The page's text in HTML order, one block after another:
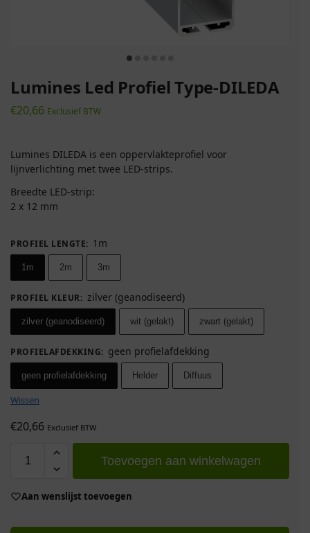
Lumines Led Profiel Type-DILEDA
€20,66 Exclusief BTW
Lumines DILEDA is een oppervlakteprofiel voor
lijnverlichting met twee LED-strips.
Breedte LED-strip:
2 x 12 mm
PROFIEL LENGTE: 1m
1m 2m 3m
PROFIEL KLEUR: zilver (geanodiseerd)
zilver (geanodiseerd) wit (gelakt) zwart (gelakt)
PROFIELAFDEKKING: geen profielafdekking
geen profielafdekking Helder Diffuus
Wissen
€20,66 Exclusief BTW
Toevoegen aan winkelwagen
Aan wenslijst toevoegen